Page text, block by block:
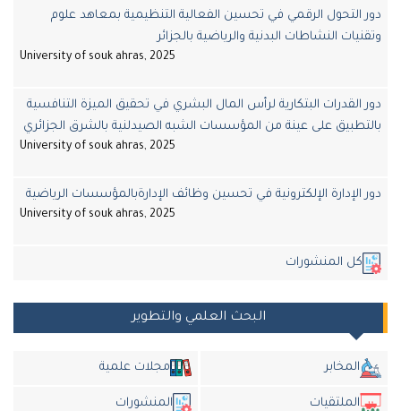
دور التحول الرقمي في تحسين الفعالية التنظيمية بمعاهد علوم
وتقنيات النشاطات البدنية والرياضية بالجزائر
University of souk ahras, 2025
دور القدرات البتكارية لرأس المال البشري في تحقيق الميزة التنافسية
بالتطبيق على عينة من المؤسسات الشبه الصيدلنية بالشرق الجزائري
University of souk ahras, 2025
دور الإدارة الإلكترونية في تحسين وظائف الإدارةبالمؤسسات الرياضية
University of souk ahras, 2025
كل المنشورات
البحث العلمي والتطوير
المخابر مجلات علمية
الملتقيات المنشورات